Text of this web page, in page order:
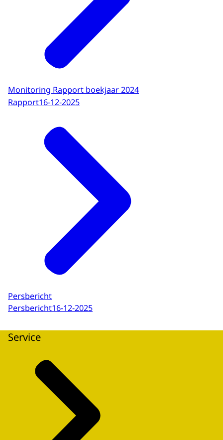
Monitoring Rapport boekjaar 2024
Rapport16-12-2025
Persbericht
Persbericht16-12-2025
Service